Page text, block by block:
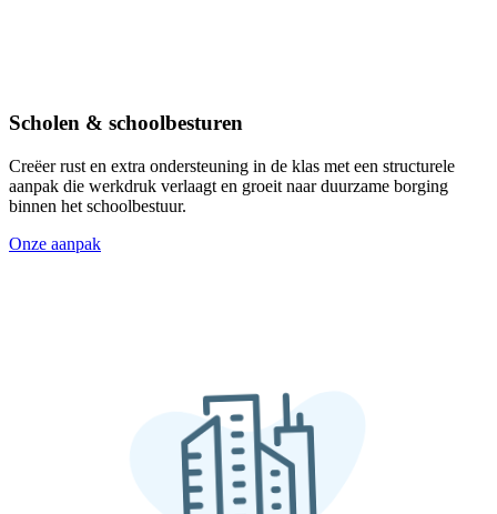
Scholen & schoolbesturen
Creëer rust en extra ondersteuning in de klas met een structurele
aanpak die werkdruk verlaagt en groeit naar duurzame borging
binnen het schoolbestuur.
Onze aanpak